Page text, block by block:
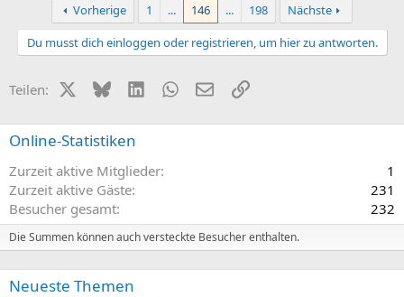
Vorherige 1 ... 146 ... 198
Nächste
Du musst dich einloggen oder registrieren, um hier zu antworten.
Teilen: X (Twitter)
BlueskyLinkedInWhatsApp
E-MailLink
Online-Statistiken
Zurzeit aktive Mitglieder
1
Zurzeit aktive Gäste
231
Besucher gesamt
232
Die Summen können auch versteckte Besucher enthalten.
Neueste Themen